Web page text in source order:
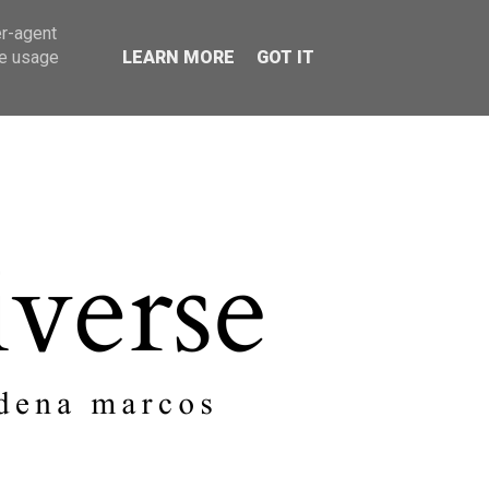
SOBRE MI
agent
usage
LEARN MORE GOT IT